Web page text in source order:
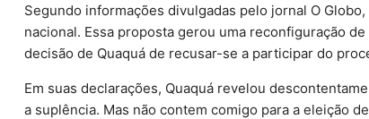
Segundo informações divulgadas pelo jornal O
nacional. Essa proposta gerou uma reconfiguração
decisão de Quaquá de recusar-se a participar do
Em suas declarações, Quaquá revelou
a suplência. Mas não contem comigo para a eleição